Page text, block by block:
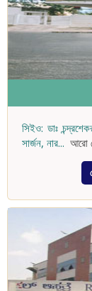
সিইও: ডাঃ
সার্জন, নার... আরো